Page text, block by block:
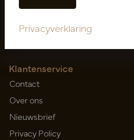
Klantenservice
Contact
Over ons
Nieuwsbrief
Privacy Policy
Privacyverklaring